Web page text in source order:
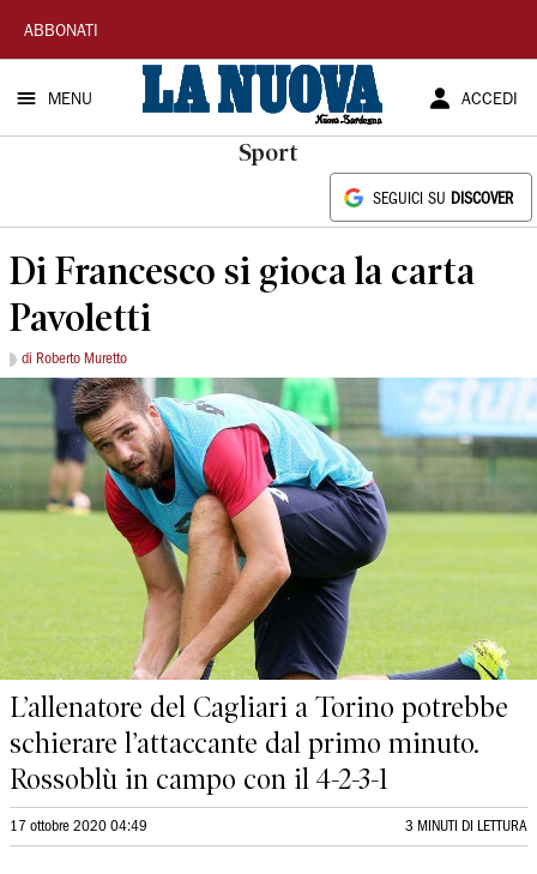
La
Nuova
Sardegna
ABBONATI
MENU ACCEDI
Sport
SEGUICI SU DISCOVER
Di Francesco si gioca la carta
Pavoletti
di Roberto Muretto
L’allenatore del Cagliari a Torino potrebbe
schierare l’attaccante dal primo minuto.
Rossoblù in campo con il 4-2-3-1
17 ottobre 2020 04:49 3 MINUTI DI LETTURA